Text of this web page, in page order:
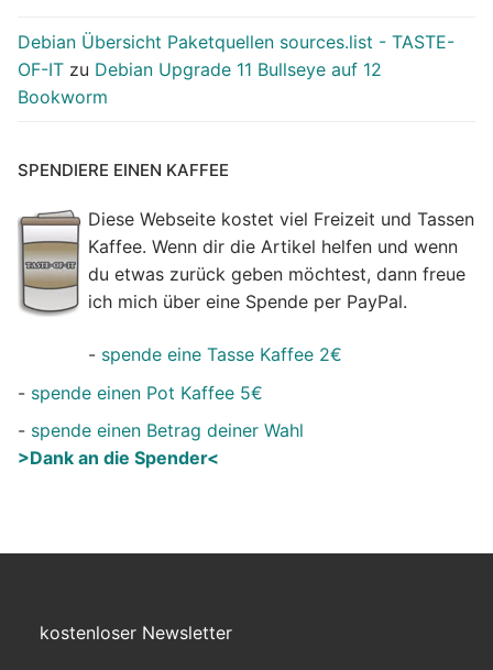
Debian Übersicht Paketquellen sources.list - TASTE-
OF-IT zu Debian Upgrade 11 Bullseye auf 12
Bookworm
SPENDIERE EINEN KAFFEE
Diese Webseite kostet viel Freizeit und Tassen
Kaffee. Wenn dir die Artikel helfen und wenn
du etwas zurück geben möchtest, dann freue
ich mich über eine Spende per PayPal.
- spende eine Tasse Kaffee 2€
- spende einen Pot Kaffee 5€
- spende einen Betrag deiner Wahl
>Dank an die Spender<
kostenloser Newsletter